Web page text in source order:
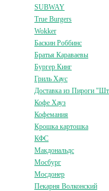
SUBWAY
True Burgers
Wokker
Баскин Роббинс
Братья Караваевы
Бургер Кинг
Гриль Хаус
Доставка из Пироги
Кофе Хауз
Кофемания
Крошка картошка
КФС
Макдональдс
Мосбург
Мосдонер
Пекарня Волконский